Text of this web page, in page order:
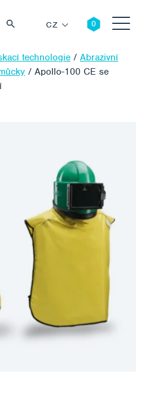
CZ
technologie / Abrazivní
/ Apollo-100 CE se